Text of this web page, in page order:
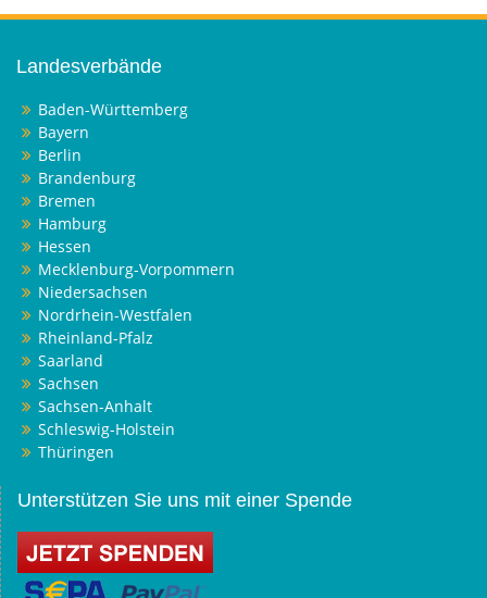
Landesverbände
Baden-Württemberg
Bayern
Berlin
Brandenburg
Bremen
Hamburg
Hessen
Mecklenburg-Vorpommern
Niedersachsen
Nordrhein-Westfalen
Rheinland-Pfalz
Saarland
Sachsen
Sachsen-Anhalt
Schleswig-Holstein
Thüringen
Unterstützen Sie uns mit einer Spende